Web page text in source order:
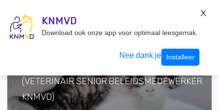
Inloggen
DIERGENEESKUNDE - SHELTER MEDICINE
PROGRAMMA), CLAIRE LAANE (MEDISCH
MANAGER DIERENBESCHERMING), JOOST
(VETERINAIR SENIOR BELEIDSMEDEWERKER
KNMVD)
KNMVD
Download ook onze app voor optimaal leesgemak.
Nee dank je Installeer
X